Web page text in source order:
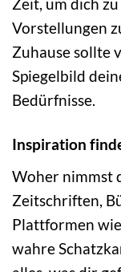
Zeit, um dich
Vorstellungen
Zuhause sollte
Spiegelbild
Bedürfnisse.
Inspiration
Woher nimmst
Zeitschriften,
Plattformen
wahre